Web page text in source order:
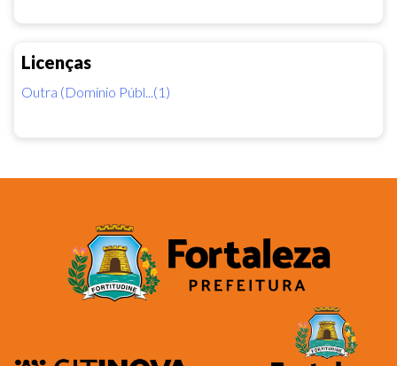
Licenças
Outra (Domínio Públ...(1)